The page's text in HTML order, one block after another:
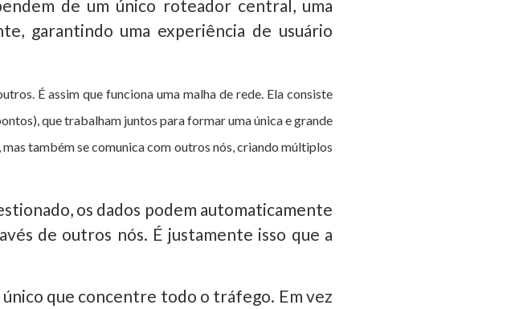
de um único roteador central, uma
garantindo uma experiência de usuário
É assim que funciona uma malha de rede. Ela consiste
, que trabalham juntos para formar uma única e grande
também se comunica com outros nós, criando múltiplos
os dados podem automaticamente
de outros nós. É justamente isso que a
que concentre todo o tráfego. Em vez